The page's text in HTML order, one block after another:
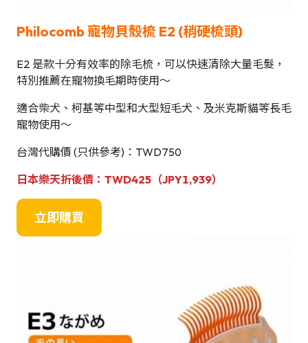
Philocomb 寵物貝殼梳 E2 (稍硬梳頭)
E2 是款十分有效率的除毛梳，可以快速清除大量毛髮，
特別推薦在寵物換毛期時使用～
適合柴犬、柯基等中型和大型短毛犬、及米克斯貓等長毛
寵物使用～
台灣代購價 (只供參考)：TWD750
日本樂天折後價 ：TWD425（JPY1,939）
立即購買